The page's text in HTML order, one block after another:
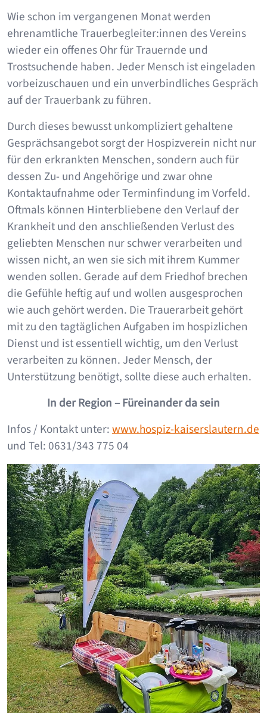
Wie schon im vergangenen Monat werden
ehrenamtliche Trauerbegleiter:innen des Vereins
wieder ein offenes Ohr für Trauernde und
Trostsuchende haben. Jeder Mensch ist eingeladen
vorbeizuschauen und ein unverbindliches Gespräch
auf der Trauerbank zu führen.
Durch dieses bewusst unkompliziert gehaltene
Gesprächsangebot sorgt der Hospizverein nicht nur
für den erkrankten Menschen, sondern auch für
dessen Zu- und Angehörige und zwar ohne
Kontaktaufnahme oder Terminfindung im Vorfeld.
Oftmals können Hinterbliebene den Verlauf der
Krankheit und den anschließenden Verlust des
geliebten Menschen nur schwer verarbeiten und
wissen nicht, an wen sie sich mit ihrem Kummer
wenden sollen. Gerade auf dem Friedhof brechen
die Gefühle heftig auf und wollen ausgesprochen
wie auch gehört werden. Die Trauerarbeit gehört
mit zu den tagtäglichen Aufgaben im hospizlichen
Dienst und ist essentiell wichtig, um den Verlust
verarbeiten zu können. Jeder Mensch, der
Unterstützung benötigt, sollte diese auch erhalten.
In der Region – Füreinander da sein
Infos / Kontakt unter:www.hospiz-kaiserslautern.de
und Tel: 0631/343 775 04